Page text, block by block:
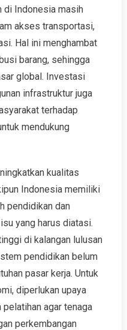
di Indonesia masih
akses transportasi,
Hal ini menghambat
barang, sehingga
global. Investasi
infrastruktur juga
terhadap
mendukung
kualitas
Indonesia memiliki
pendidikan dan
yang harus diatasi.
di kalangan lulusan
pendidikan belum
pasar kerja. Untuk
diperlukan upaya
agar tenaga
perkembangan